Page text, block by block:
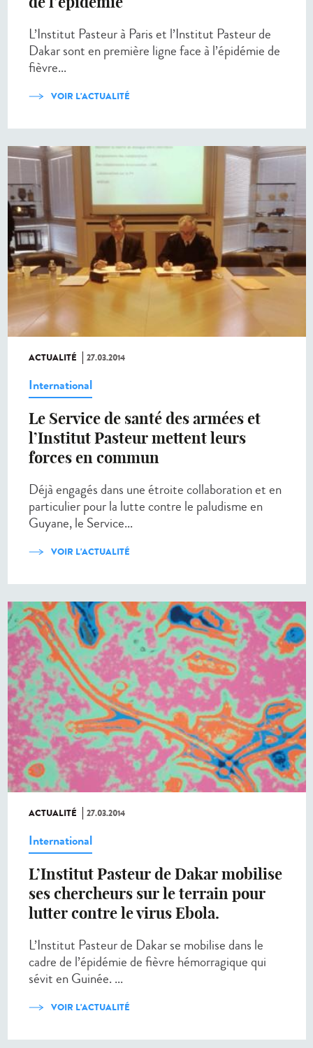
L’Institut Pasteur à Paris et l’Institut Pasteur de
Dakar sont en première ligne face à l’épidémie de
fièvre...
VOIR L'ACTUALITÉ
ACTUALITÉ 27.03.2014
International
Le Service de santé des armées et
l’Institut Pasteur mettent leurs
forces en commun
Déjà engagés dans une étroite collaboration et en
particulier pour la lutte contre le paludisme en
Guyane, le Service...
VOIR L'ACTUALITÉ
ACTUALITÉ 27.03.2014
International
L’Institut Pasteur de Dakar mobilise
ses chercheurs sur le terrain pour
lutter contre le virus Ebola.
L’Institut Pasteur de Dakar se mobilise dans le
cadre de l’épidémie de fièvre hémorragique qui
sévit en Guinée. ...
VOIR L'ACTUALITÉ